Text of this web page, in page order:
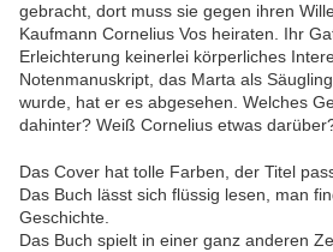
gebracht, dort muss sie gegen ihren
Kaufmann Cornelius Vos heiraten. Ihr
Erleichterung keinerlei körperliches
Notenmanuskript, das Marta als
wurde, hat er es abgesehen. Welches
dahinter? Weiß Cornelius etwas
Das Cover hat tolle Farben, der Titel
Das Buch lässt sich flüssig lesen, man
Geschichte.
Das Buch spielt in einer ganz anderen